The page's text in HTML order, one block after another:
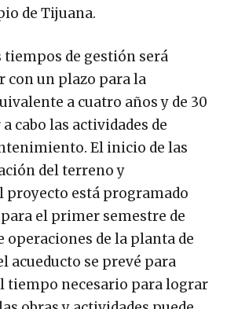
de Tijuana.
tiempos de gestión será
con un plazo para la
a cuatro años y de 30
cabo las actividades de
El inicio de las
del terreno y
proyecto está programado
el primer semestre de
operaciones de la planta de
acueducto se prevé para
tiempo necesario para lograr